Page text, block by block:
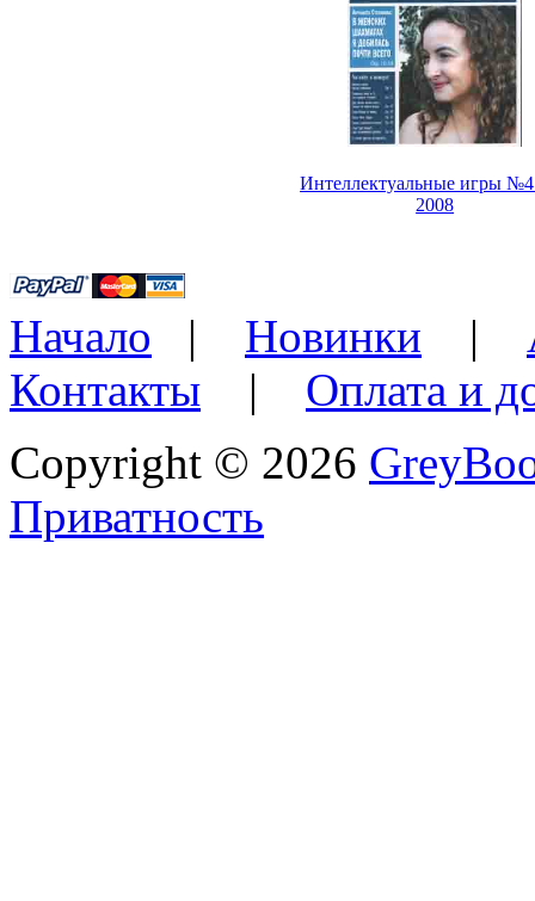
Интеллектуальные игры
2008
Начало | Новинки |
Контакты | Оплата и
Copyright © 2026
Приватность